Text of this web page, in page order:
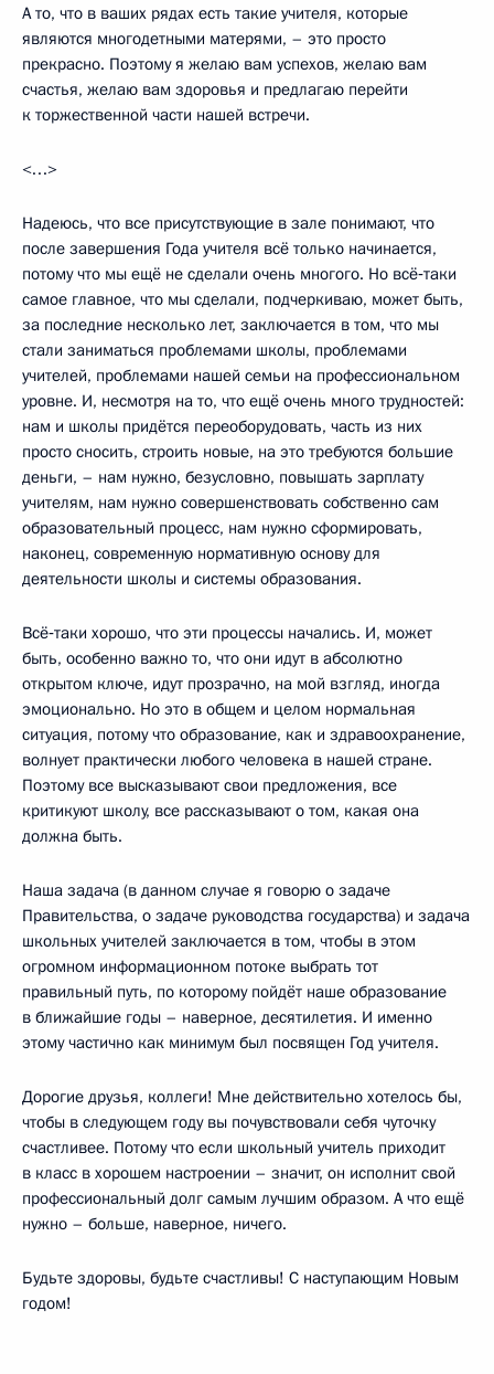
А то, что в ваших рядах есть такие учителя, которые
являются многодетными матерями, – это просто
прекрасно. Поэтому я желаю вам успехов, желаю вам
счастья, желаю вам здоровья и предлагаю перейти
к торжественной части нашей встречи.
<…>
Надеюсь, что все присутствующие в зале понимают, что
после завершения Года учителя всё только начинается,
потому что мы ещё не сделали очень многого. Но всё‑таки
самое главное, что мы сделали, подчеркиваю, может быть,
за последние несколько лет, заключается в том, что мы
стали заниматься проблемами школы, проблемами
учителей, проблемами нашей семьи на профессиональном
уровне. И, несмотря на то, что ещё очень много трудностей:
нам и школы придётся переоборудовать, часть из них
просто сносить, строить новые, на это требуются большие
деньги, – нам нужно, безусловно, повышать зарплату
учителям, нам нужно совершенствовать собственно сам
образовательный процесс, нам нужно сформировать,
наконец, современную нормативную основу для
деятельности школы и системы образования.
Всё‑таки хорошо, что эти процессы начались. И, может
быть, особенно важно то, что они идут в абсолютно
открытом ключе, идут прозрачно, на мой взгляд, иногда
эмоционально. Но это в общем и целом нормальная
ситуация, потому что образование, как и здравоохранение,
волнует практически любого человека в нашей стране.
Поэтому все высказывают свои предложения, все
критикуют школу, все рассказывают о том, какая она
должна быть.
Наша задача (в данном случае я говорю о задаче
Правительства, о задаче руководства государства) и задача
школьных учителей заключается в том, чтобы в этом
огромном информационном потоке выбрать тот
правильный путь, по которому пойдёт наше образование
в ближайшие годы – наверное, десятилетия. И именно
этому частично как минимум был посвящен Год учителя.
Дорогие друзья, коллеги! Мне действительно хотелось бы,
чтобы в следующем году вы почувствовали себя чуточку
счастливее. Потому что если школьный учитель приходит
в класс в хорошем настроении – значит, он исполнит свой
профессиональный долг самым лучшим образом. А что ещё
нужно – больше, наверное, ничего.
Будьте здоровы, будьте счастливы! С наступающим Новым
годом!